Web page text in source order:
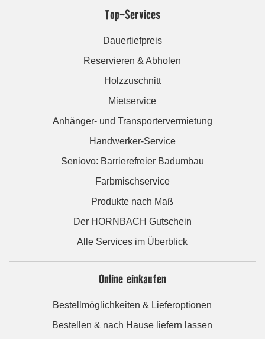
Top-Services
Dauertiefpreis
Reservieren & Abholen
Holzzuschnitt
Mietservice
Anhänger- und Transportervermietung
Handwerker-Service
Seniovo: Barrierefreier Badumbau
Farbmischservice
Produkte nach Maß
Der HORNBACH Gutschein
Alle Services im Überblick
Online einkaufen
Bestellmöglichkeiten & Lieferoptionen
Bestellen & nach Hause liefern lassen